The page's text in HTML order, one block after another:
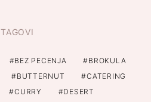
TAGOVI
BEZ PECENJA
BROKULA
BUTTERNUT
CATERING
CURRY
DESERT